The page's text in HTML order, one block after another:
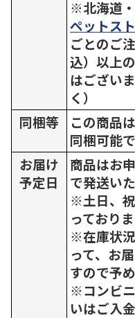
※北海道・
ペットス
ごとのご
込）以上
はござい
く）
同梱等
この商品は
同梱可能で
お届け
予定日
商品はお
で発送いた
※土日、
っておりま
※在庫状
って、お
すので予
※コンビ
いはご入